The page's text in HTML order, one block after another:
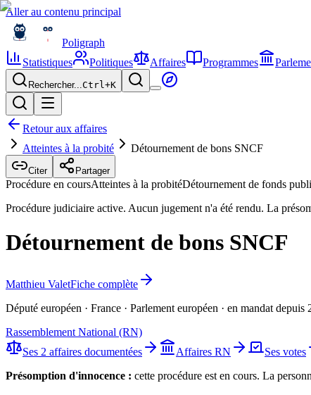
Aller au contenu principal
Poligraph
Statistiques
Politiques Affaires Programmes
Rechercher...Ctrl+K
Retour aux affaires
Atteintes à la probité
Détournement de bons SNCF
Citer Partager
Procédure en coursAtteintes à la probitéDétournement de fonds
Procédure judiciaire active. Aucun jugement n'a été rendu. La
Détournement de bons SNCF
Matthieu ValetFiche complète
Député européen · France · Parlement européen · en mandat depuis
Rassemblement National (RN)
Ses 2 affaires documentées
Affaires RN
Ses votes
Présomption d'innocence : cette procédure est en cours. La